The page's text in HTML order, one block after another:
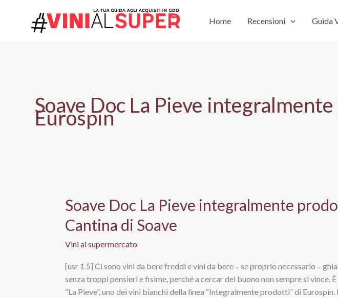
contenuto
Home Recensioni Guida
Soave Doc La Pieve
Eurospin
Soave Doc La Pieve integralmente
Cantina di Soave
Vini al supermercato
[usr 1.5] Ci sono vini da bere freddi e vini da bere – se proprio necessario –
senza troppi pensieri e fisime, perché a cercar del buono non sempre si vince.
“La Pieve”, uno dei vini bianchi della linea “Integralmente prodotti” di Eurospin.